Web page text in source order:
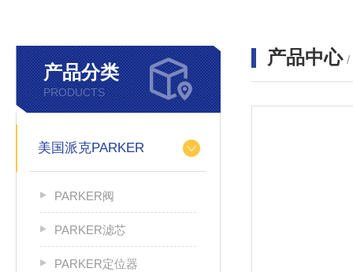
产品分类
PRODUCTS
美国派克PARKER
PARKER阀
PARKER滤芯
PARKER定位器
产品中心 /